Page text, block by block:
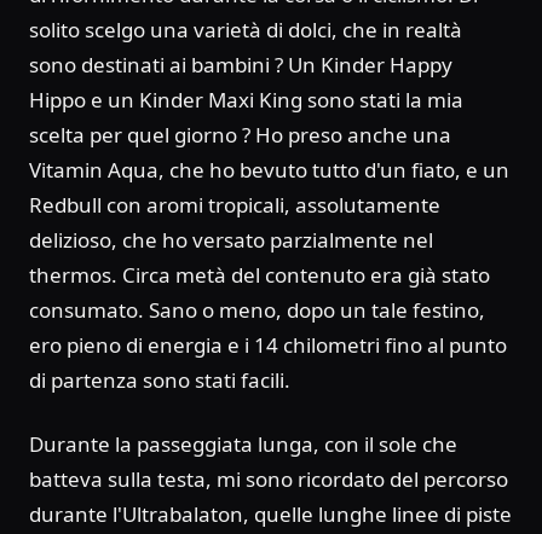
solito scelgo una varietà di dolci, che in realtà
sono destinati ai bambini ? Un Kinder Happy
Hippo e un Kinder Maxi King sono stati la mia
scelta per quel giorno ? Ho preso anche una
Vitamin Aqua, che ho bevuto tutto d'un fiato, e un
Redbull con aromi tropicali, assolutamente
delizioso, che ho versato parzialmente nel
thermos. Circa metà del contenuto era già stato
consumato. Sano o meno, dopo un tale festino,
ero pieno di energia e i 14 chilometri fino al punto
di partenza sono stati facili.
Durante la passeggiata lunga, con il sole che
batteva sulla testa, mi sono ricordato del percorso
durante l'Ultrabalaton, quelle lunghe linee di piste